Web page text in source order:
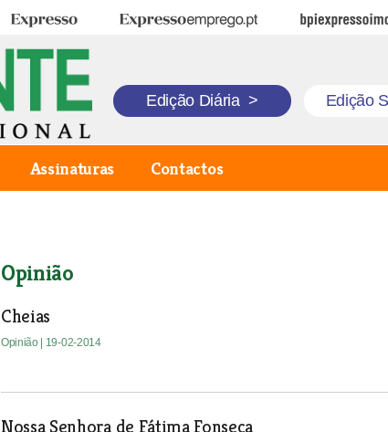
Expresso Expresso Emprego BPI Expresso
Edição Diária > Edição
Assinaturas Contactos
Opinião
Cheias
Opinião | 19-02-2014
Nossa Senhora de Fátima Fonseca